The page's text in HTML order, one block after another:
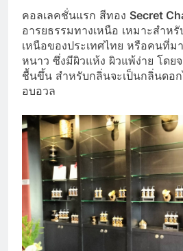
คอลเลคชั่นแรก สีทอง Secret
อารยธรรมทางเหนือ เหมาะสำห
เหนือของประเทศไทย หรือคนที่ม
หนาว ซึ่งมีผิวแห้ง ผิวแพ้ง่าย โดย
ชื้นขึ้น สำหรับกลิ่นจะเป็นกลิ่นดอ
อบอวล